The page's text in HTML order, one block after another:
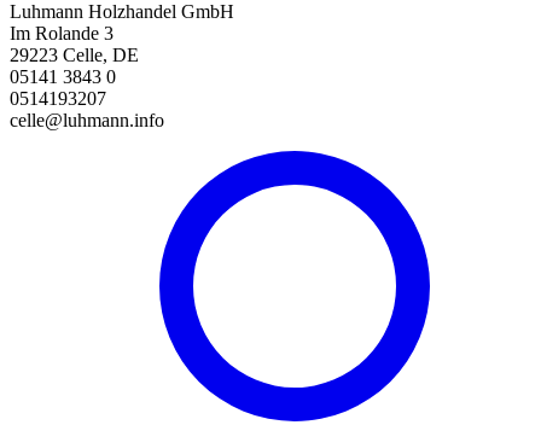
Luhmann Holzhandel GmbH
Im Rolande 3
29223 Celle, DE
05141 3843 0
0514193207
celle@luhmann.info